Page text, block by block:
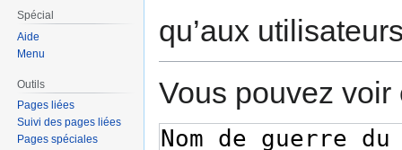
qu’aux
Vous pouvez
Spécial
Aide
Menu
Outils
Pages liées
Suivi des pages liées
Pages spéciales